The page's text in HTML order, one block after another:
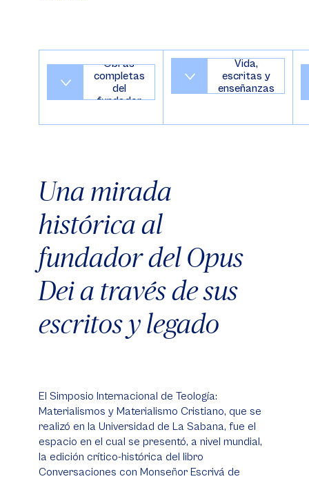
Obras
completas
del
fundador
Vida,
escritas y
enseñanzas
Una mirada
histórica al
fundador del Opus
Dei a través de sus
escritos y legado
El Simposio Internacional de Teología:
Materialismos y Materialismo Cristiano, que se
realizó en la Universidad de La Sabana, fue el
espacio en el cual se presentó, a nivel mundial,
la edición crítico-histórica del libro
Conversaciones con Monseñor Escrivá de